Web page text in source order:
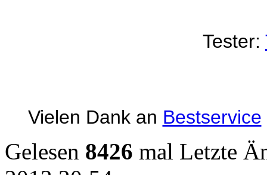
Tester:
Vielen Dank an Bestservice
Gelesen 8426 mal Letzte